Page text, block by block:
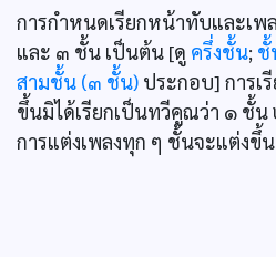
การกำหนดเรียกหน้าทับและเพ
และ ๓ ชั้น เป็นต้น [ดู ครึ่งชั้น; ชั้
สามชั้น (๓ ชั้น) ประกอบ] การเ
ขึ้นมิได้เรียกเป็นทวีคูณว่า ๑ ชั้
การแต่งเพลงทุก ๆ ชั้นจะแต่งขึ้